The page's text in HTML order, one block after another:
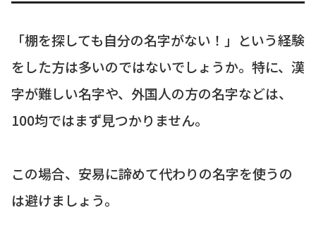
「棚を探しても自分の名字がない！」という経験
をした方は多いのではないでしょうか。特に、漢
字が難しい名字や、外国人の方の名字などは、
100均ではまず見つかりません。
この場合、安易に諦めて代わりの名字を使うの
は避けましょう。